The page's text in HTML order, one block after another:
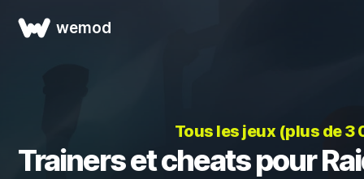
wemod
Tous les jeux (plus de
Trainers et cheats pour